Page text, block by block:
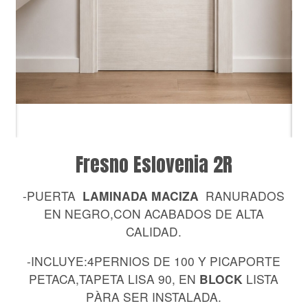
Fresno Eslovenia 2R
-PUERTA LAMINADA MACIZA RANURADOS
EN NEGRO,CON ACABADOS DE ALTA
CALIDAD.
-INCLUYE:4PERNIOS DE 100 Y PICAPORTE
PETACA,TAPETA LISA 90, EN BLOCK LISTA
PÀRA SER INSTALADA.